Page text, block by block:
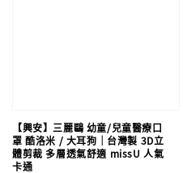
【興安】三麗鷗 幼童/兒童醫療口
罩 酷洛米 / 大耳狗｜台灣製 3D立
體剪裁 多層透氣舒適 missU 人氣
卡通